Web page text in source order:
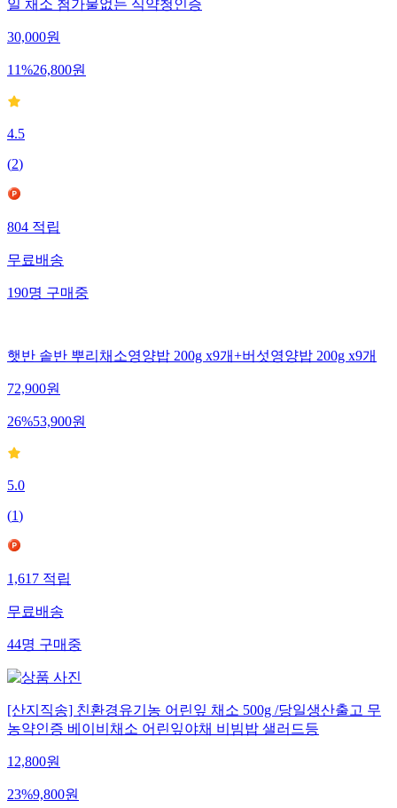
일 채소 첨가물없는 식약청인증
30,000원
11%26,800원
4.5
(2)
804적립
무료배송
190명구매중
햇반 솥반 뿌리채소영양밥 200g x9개+버섯영양밥 200g x9개
72,900원
26%53,900원
5.0
(1)
1,617적립
무료배송
44명구매중
[산지직송] 친환경유기농 어린잎 채소 500g /당일생산출고 무
농약인증 베이비채소 어린잎야채 비빔밥 샐러드등
12,800원
23%9,800원